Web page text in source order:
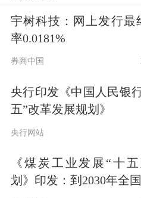
行情；2024年冬季
限，根据钢联数据
成活率均较高，预
供应偏宽松。
宇树科技：网上发行最
率0.0181%
券商中国
央行印发《中国人民银
五”改革发展规划》
央行网站
《煤炭工业发展“十
划》印发：到2030年全